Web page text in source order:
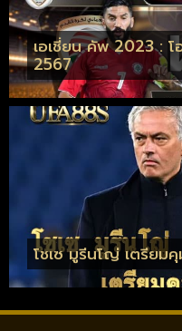
เอเชี่ยน คัพ 2023 : โ
2567
โชเซ มูรีนโญ่ เตรียม